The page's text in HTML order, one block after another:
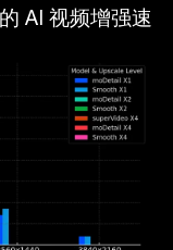
AI 视频增强速